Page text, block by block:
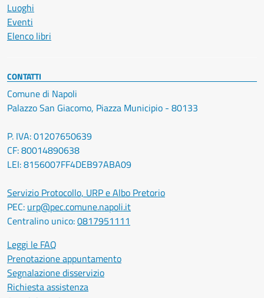
Luoghi
Eventi
Elenco libri
CONTATTI
Comune di Napoli
Palazzo San Giacomo, Piazza Municipio - 80133
P. IVA: 01207650639
CF: 80014890638
LEI: 8156007FF4DEB97ABA09
Servizio Protocollo, URP e Albo Pretorio
PEC: urp@pec.comune.napoli.it
Centralino unico:0817951111
Leggi le FAQ
Prenotazione appuntamento
Segnalazione disservizio
Richiesta assistenza